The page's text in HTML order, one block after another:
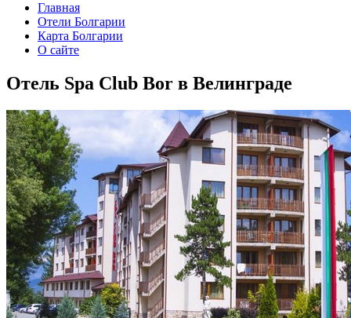
Главная
Отели Болгарии
Карта Болгарии
О сайте
Отель Spa Club Bor в Велинграде